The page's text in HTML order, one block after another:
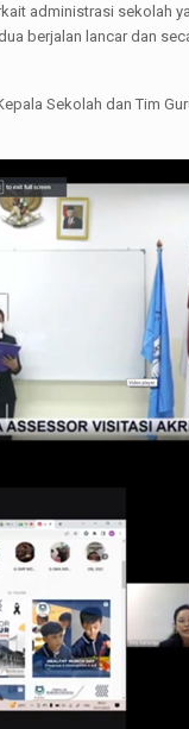
administrasi sekolah
berjalan lancar dan
Sekolah dan Tim